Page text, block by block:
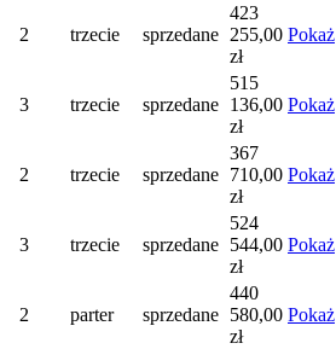
2 trzecie sprzedane
423
255,00
zł
Pokaż
3 trzecie sprzedane
515
136,00
zł
Pokaż
2 trzecie sprzedane
367
710,00
zł
Pokaż
3 trzecie sprzedane
524
544,00
zł
Pokaż
2 parter sprzedane
440
580,00
zł
Pokaż